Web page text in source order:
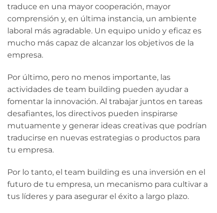
traduce en una mayor cooperación, mayor
comprensión y, en última instancia, un ambiente
laboral más agradable. Un equipo unido y eficaz es
mucho más capaz de alcanzar los objetivos de la
empresa.
Por último, pero no menos importante, las
actividades de team building pueden ayudar a
fomentar la innovación. Al trabajar juntos en tareas
desafiantes, los directivos pueden inspirarse
mutuamente y generar ideas creativas que podrían
traducirse en nuevas estrategias o productos para
tu empresa.
Por lo tanto, el team building es una inversión en el
futuro de tu empresa, un mecanismo para cultivar a
tus líderes y para asegurar el éxito a largo plazo.